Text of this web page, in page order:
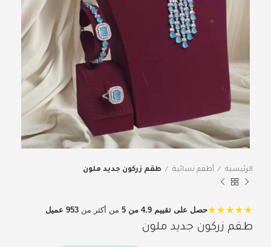
الرئيسية أطقم نسائية طقم زركون جديد ملون
★★★★★حصل على تقييم 4.9 من 5 من أكثر من 953 عميل
طقم زركون جديد ملون